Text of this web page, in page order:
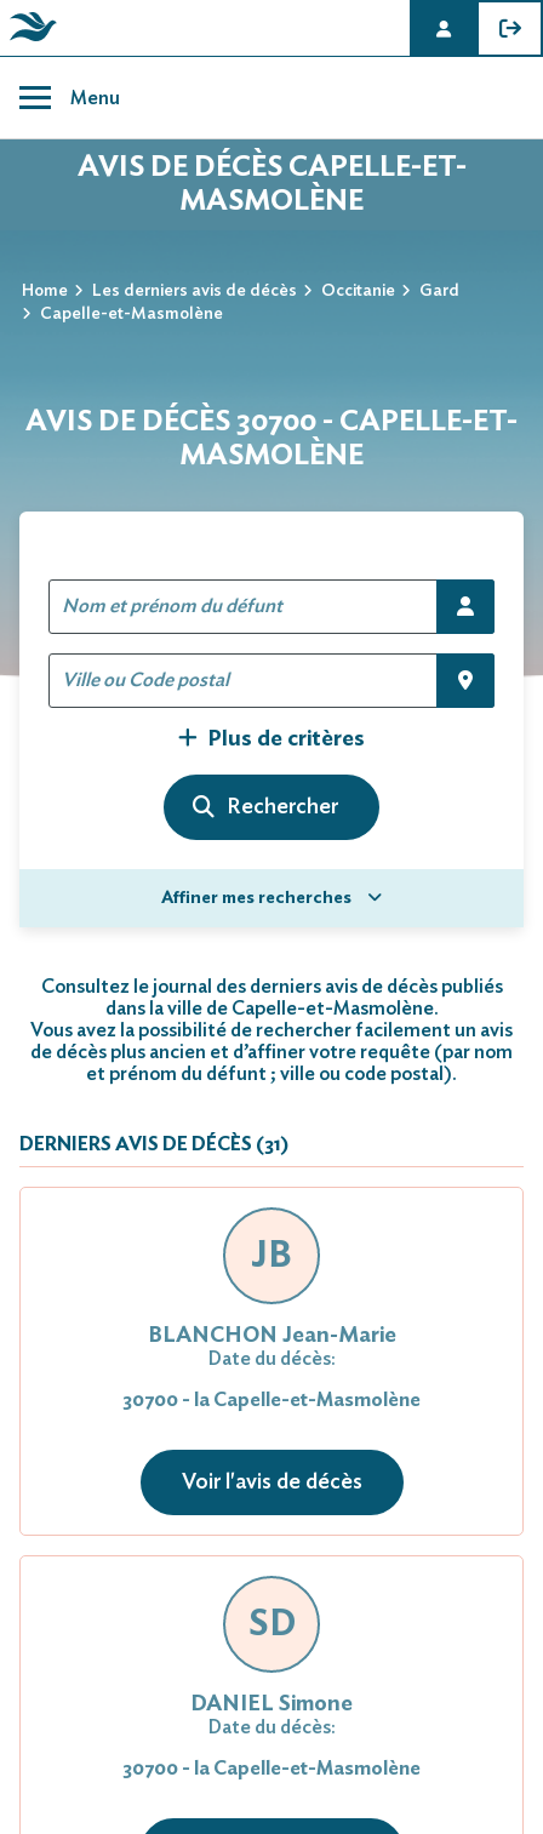
content
Menu
AVIS DE DÉCÈS CAPELLE-ET-
MASMOLÈNE
Home Les derniers avis de décès Occitanie
Gard
Capelle-et-Masmolène
AVIS DE DÉCÈS 30700 - CAPELLE-ET-
MASMOLÈNE
Plus de critères
Affiner mes recherches
Consultez le journal des derniers avis de décès publiés
dans la ville de Capelle-et-Masmolène.
Vous avez la possibilité de rechercher facilement un avis
de décès plus ancien et d’affiner votre requête (par nom
et prénom du défunt ; ville ou code postal).
DERNIERS AVIS DE DÉCÈS (31)
JB
BLANCHON Jean-Marie
Date du décès:
30700 - la Capelle-et-Masmolène
Voir l'avis de décès
SD
DANIEL Simone
Date du décès:
30700 - la Capelle-et-Masmolène